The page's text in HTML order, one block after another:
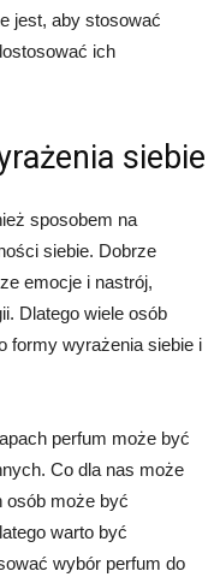
jest, aby stosować
ich
siebie
sposobem na
siebie. Dobrze
emocje i nastrój,
Dlatego wiele osób
formy wyrażenia siebie i
perfum może być
Co dla nas może
osób może być
warto być
wybór perfum do